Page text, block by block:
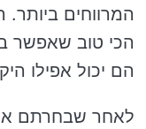
המרווחים ביותר.
הכי טוב שאפשר
הם יכול אפילו
לאחר שבחרתם